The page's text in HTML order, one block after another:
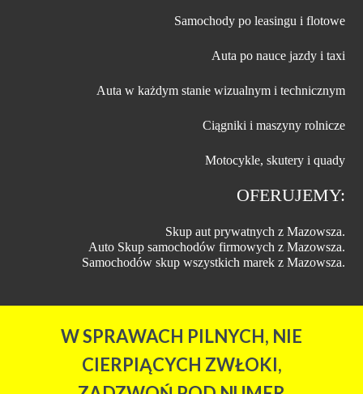
Samochody po leasingu i flotowe
Auta po nauce jazdy i taxi
Auta w każdym stanie wizualnym i technicznym
Ciągniki i maszyny rolnicze
Motocykle, skutery i quady
OFERUJEMY:
Skup aut prywatnych z Mazowsza.
Auto Skup samochodów firmowych z Mazowsza.
Samochodów skup wszystkich marek z Mazowsza.
W SPRAWACH PILNYCH, NIE
CIERPIĄCYCH ZWŁOKI,